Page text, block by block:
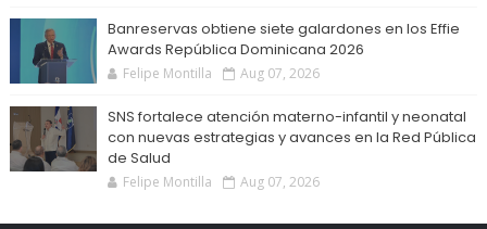
Banreservas obtiene siete galardones en los Effie
Awards República Dominicana 2026
Felipe Montilla Aug 07, 2026
SNS fortalece atención materno-infantil y neonatal
con nuevas estrategias y avances en la Red Pública
de Salud
Felipe Montilla Aug 07, 2026